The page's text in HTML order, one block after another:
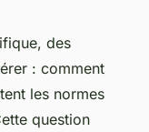
des
: comment
les normes
question